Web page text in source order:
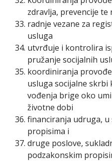
zdravlja, prevencije
radnje vezane za
usluga
utvrđuje i kontrolira
pružanje socijalnih
koordiniranja
usluga socijalne
vođenja brige oko
životne dobi
financiranja udruga, u
propisima i
druge poslove,
podzakonskim